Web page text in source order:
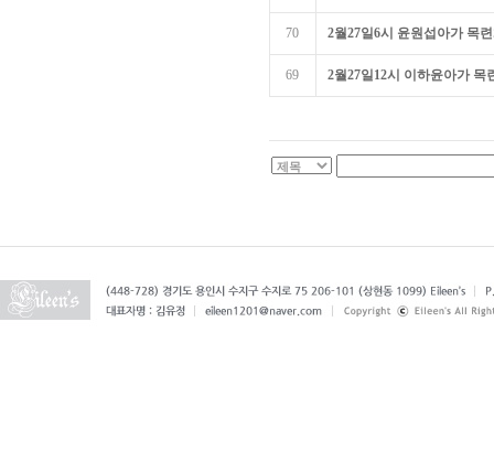
70 2월27일6시 윤원섭아가 목
69 2월27일12시 이하윤아가 목